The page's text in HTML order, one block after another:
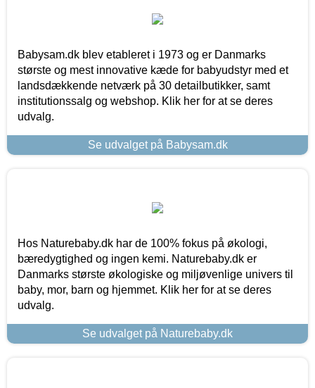
Babysam.dk blev etableret i 1973 og er Danmarks
største og mest innovative kæde for babyudstyr med et
landsdækkende netværk på 30 detailbutikker, samt
institutionssalg og webshop. Klik her for at se deres
udvalg.
Se udvalget på Babysam.dk
Hos Naturebaby.dk har de 100% fokus på økologi,
bæredygtighed og ingen kemi. Naturebaby.dk er
Danmarks største økologiske og miljøvenlige univers til
baby, mor, barn og hjemmet. Klik her for at se deres
udvalg.
Se udvalget på Naturebaby.dk